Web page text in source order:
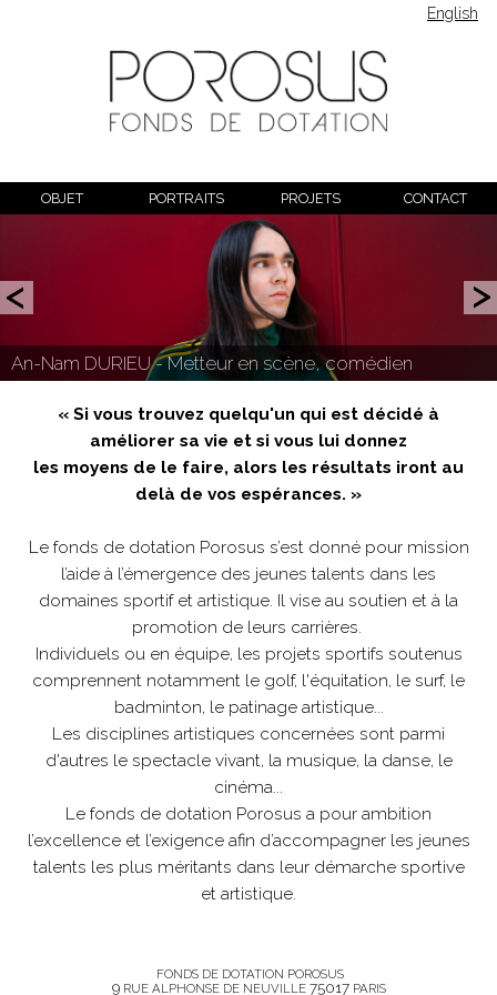
English
OBJET PORTRAITS PROJETS CONTACT
An-Nam DURIEU - Metteur en scène, comédien
« Si vous trouvez quelqu'un qui est décidé à
améliorer sa vie et si vous lui donnez
les moyens de le faire, alors les résultats iront au
delà de vos espérances. »
Le fonds de dotation Porosus s’est donné pour mission
l’aide à l’émergence des jeunes talents dans les
domaines sportif et artistique. Il vise au soutien et à la
promotion de leurs carrières.
Individuels ou en équipe, les projets sportifs soutenus
comprennent notamment le golf, l'équitation, le surf, le
badminton, le patinage artistique...
Les disciplines artistiques concernées sont parmi
d'autres le spectacle vivant, la musique, la danse, le
cinéma...
Le fonds de dotation Porosus a pour ambition
l’excellence et l’exigence afin d’accompagner les jeunes
talents les plus méritants dans leur démarche sportive
et artistique.
FONDS DE DOTATION POROSUS
9RUE ALPHONSE DE NEUVILLE 75017PARIS